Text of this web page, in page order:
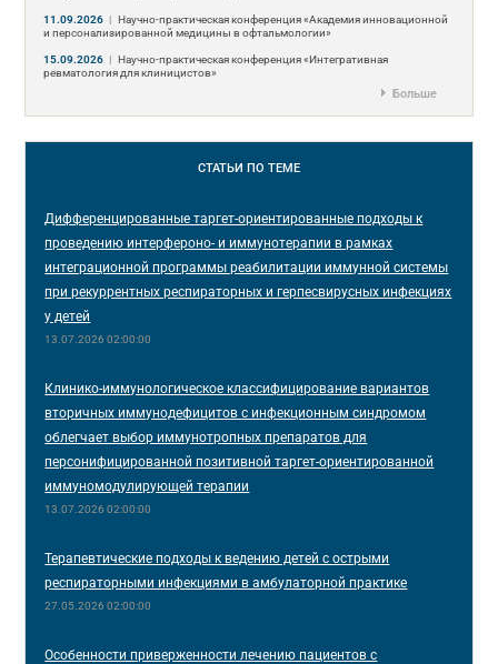
11.09.2026 | Научно-практическая конференция «Академия инновационной
и персонализированной медицины в офтальмологии»
15.09.2026 | Научно-практическая конференция «Интегративная
ревматология для клиницистов»
Больше
СТАТЬИ ПО ТЕМЕ
Дифференцированные таргет-ориентированные подходы к
проведению интерфероно- и иммунотерапии в рамках
интеграционной программы реабилитации иммунной системы
при рекуррентных респираторных и герпесвирусных инфекциях
у детей
13.07.2026 02:00:00
Клинико-иммунологическое классифицирование вариантов
вторичных иммунодефицитов с инфекционным синдромом
облегчает выбор иммунотропных препаратов для
персонифицированной позитивной таргет-ориентированной
иммуномодулирующей терапии
13.07.2026 02:00:00
Терапевтические подходы к ведению детей с острыми
респираторными инфекциями в амбулаторной практике
27.05.2026 02:00:00
Особенности приверженности лечению пациентов с